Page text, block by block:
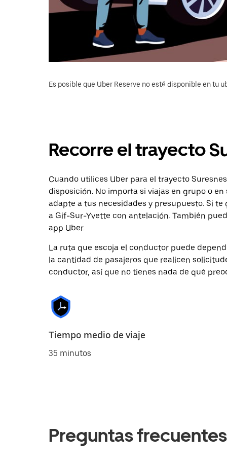
Es posible que Uber Reserve no esté disponible en tu
Recorre el trayecto
Cuando utilices Uber para el trayecto
disposición. No importa si viajas en grupo o
adapte a tus necesidades y presupuesto. Si
a Gif-Sur-Yvette con antelación. También
app Uber.
La ruta que escoja el conductor puede
la cantidad de pasajeros que realicen
conductor, así que no tienes nada de qué
Tiempo medio de viaje
35 minutos
Preguntas frecuentes